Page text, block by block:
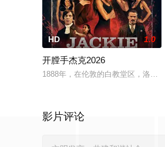
HD 1.0
开膛手杰克2026
1888年，在伦敦的白教堂区，洛蒂
影片评论